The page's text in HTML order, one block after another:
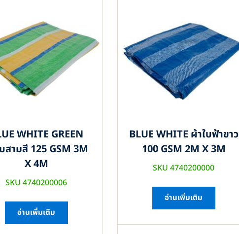
WHITE GREEN
สามสี 125 GSM 3M
X 4M
SKU 4740200006
อ่านเพิ่มเติม
BLUE WHITE ผ้าใบฟ้าขาว
100 GSM 2M X 3M
SKU 4740200000
อ่านเพิ่มเติม